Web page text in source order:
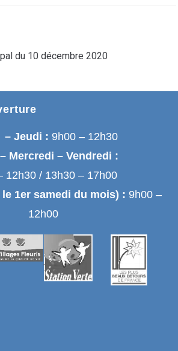
du 10 décembre 2020
– Jeudi : 9h00 – 12h30
Mercredi – Vendredi :
12h30 / 13h30 – 17h00
1er samedi du mois) : 9h00 –
12h00